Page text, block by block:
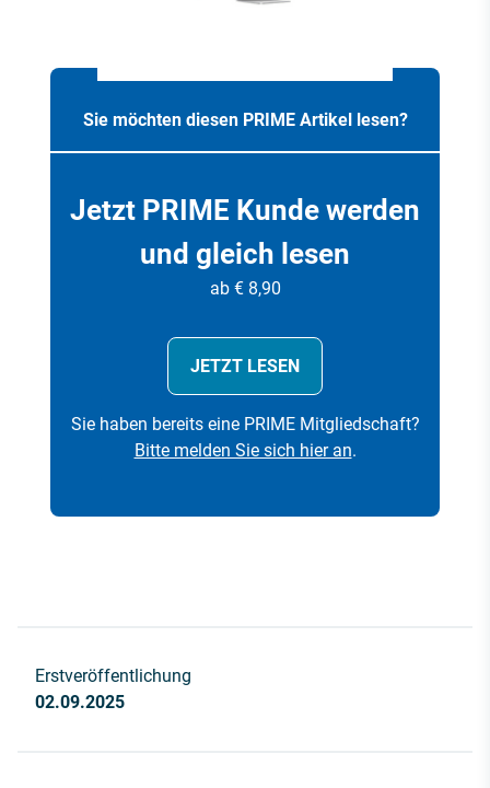
Sie möchten diesen PRIME Artikel lesen?
Jetzt PRIME Kunde werden
und gleich lesen
ab € 8,90
JETZT LESEN
Sie haben bereits eine PRIME Mitgliedschaft?
Bitte melden Sie sich hier an.
Erstveröffentlichung
02.09.2025